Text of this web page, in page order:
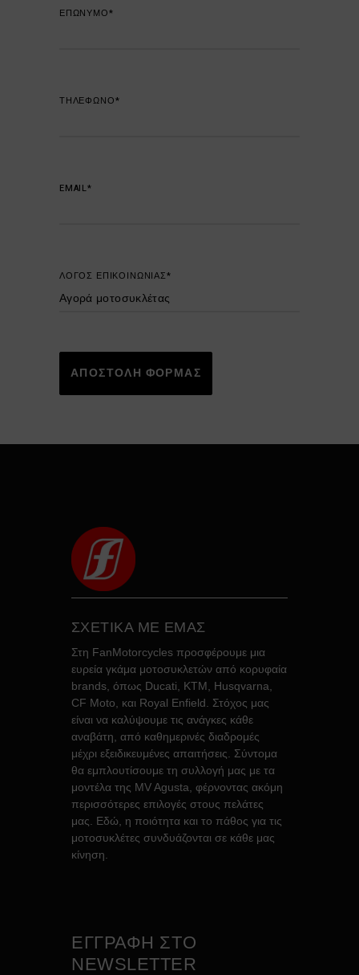
ΕΠΩΝΥΜΟ*
ΤΗΛΕΦΩΝΟ*
EMAIL*
ΛΟΓΟΣ ΕΠΙΚΟΙΝΩΝΙΑΣ*
ΑΠΟΣΤΟΛΗ ΦΟΡΜΑΣ
ΣΧΕΤΙΚΑ ΜΕ ΕΜΑΣ
Στη FanMotorcycles προσφέρουμε μια
ευρεία γκάμα μοτοσυκλετών από κορυφαία
brands, όπως Ducati, KTM, Husqvarna,
CF Moto, και Royal Enfield. Στόχος μας
είναι να καλύψουμε τις ανάγκες κάθε
αναβάτη, από καθημερινές διαδρομές
μέχρι εξειδικευμένες απαιτήσεις. Σύντομα
θα εμπλουτίσουμε τη συλλογή μας με τα
μοντέλα της MV Agusta, φέρνοντας ακόμη
περισσότερες επιλογές στους πελάτες
μας. Εδώ, η ποιότητα και το πάθος για τις
μοτοσυκλέτες συνδυάζονται σε κάθε μας
κίνηση.
ΕΓΓΡΑΦΗ ΣΤΟ
NEWSLETTER